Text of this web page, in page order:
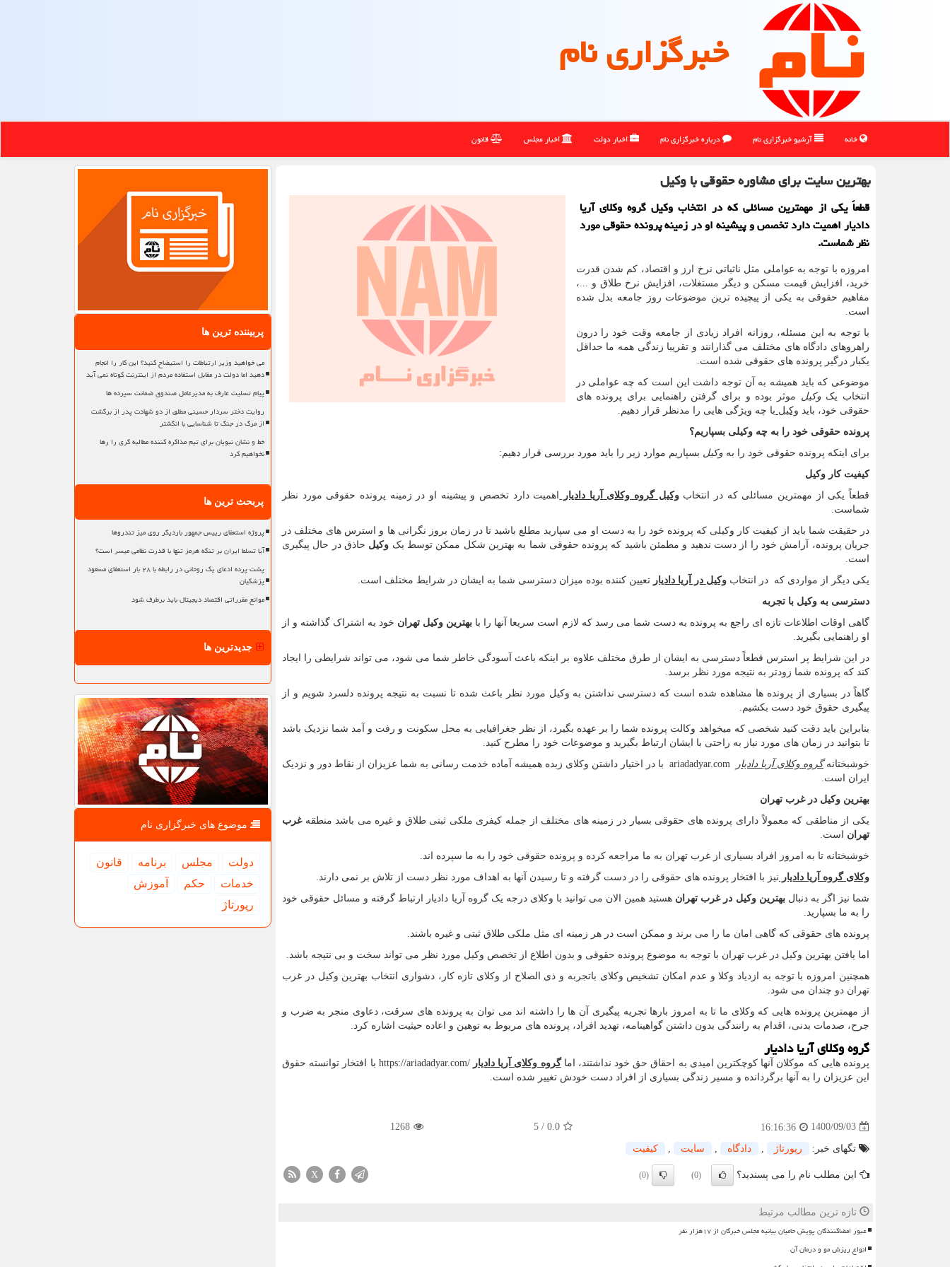
خبرگزاری نام
خانه آرشیو خبرگزاری نام درباره خبرگزاری نام اخبار دولت اخبار مجلس قانون
بهترین سایت برای مشاوره حقوقی با وکیل
قطعاً یکی از مهمترین مسائلی که در انتخاب وکیل گروه وکلای آریا
دادیار اهمیت دارد تخصص و پیشینه او در زمینه پرونده حقوقی مورد
نظر شماست.
امروزه با توجه به عواملی مثل ناثباتی نرخ ارز و اقتصاد، کم شدن قدرت
خرید، افزایش قیمت مسکن و دیگر مستغلات، افزایش نرخ طلاق و ...،
مفاهیم حقوقی به یکی از پیچیده ترین موضوعات روز جامعه بدل شده
است.
با توجه به این مسئله، روزانه افراد زیادی از جامعه وقت خود را درون
راهروهای دادگاه های مختلف می گذارانند و تقریبا زندگی همه ما حداقل
یکبار درگیر پرونده های حقوقی شده است.
موضوعی که باید همیشه به آن توجه داشت این است که چه عواملی در
انتخاب یکوکیل موثر بوده و برای گرفتن راهنمایی برای پرونده های
حقوقی خود، باید وکیل با چه ویژگی هایی را مدنظر قرار دهیم.
پرونده حقوقی خود را به چه وکیلی بسپاریم؟
برای اینکه پرونده حقوقی خود را به وکیل بسپاریم موارد زیر را باید مورد بررسی قرار دهیم:
کیفیت کار وکیل
قطعاً یکی از مهمترین مسائلی که در انتخابوکیل گروه وکلای آریا دادیار
اهمیت دارد تخصص و پیشینه او در زمینه پرونده حقوقی مورد نظر
شماست.
در حقیقت شما باید از کیفیت کار وکیلی که پرونده خود را به دست او می سپارید مطلع باشید تا در زمان بروز نگرانی ها و استرس های مختلف در
جریان پرونده، آرامش خود را از دست ندهید و مطمئن باشید که پرونده حقوقی شما به بهترین شکل ممکن توسط یک وکیل حاذق در حال پیگیری
است.
یکی دیگر از مواردی که در انتخاب وکیل در آریا دادیار تعیین کننده بوده میزان دسترسی شما به ایشان در شرایط مختلف است.
دسترسی به وکیل با تجربه
گاهی اوقات اطلاعات تازه ای راجع به پرونده به دست شما می رسد که لازم است سریعا آنها را با بهترین وکیل تهران خود به اشتراک گذاشته و از
او راهنمایی بگیرید.
در این شرایط پر استرس قطعاً دسترسی به ایشان از طرق مختلف علاوه بر اینکه باعث آسودگی خاطر شما می شود، می تواند شرایطی را ایجاد
کند که پرونده شما زودتر به نتیجه مورد نظر برسد.
گاهاً در بسیاری از پرونده ها مشاهده شده است که دسترسی نداشتن به وکیل مورد نظر باعث شده تا نسبت به نتیجه پرونده دلسرد شویم و از
پیگیری حقوق خود دست بکشیم.
بنابراین باید دقت کنید شخصی که میخواهد وکالت پرونده شما را بر عهده بگیرد، از نظر جغرافیایی به محل سکونت و رفت و آمد شما نزدیک باشد
تا بتوانید در زمان های مورد نیاز به راحتی با ایشان ارتباط بگیرید و موضوعات خود را مطرح کنید.
خوشبختانهگروه وکلای آریا دادیار ariadadyar.com با در اختیار داشتن وکلای زبده همیشه آماده خدمت رسانی به شما عزیزان از نقاط دور و نزدیک
ایران است.
بهترین وکیل در غرب تهران
یکی از مناطقی که معمولاً دارای پرونده های حقوقی بسیار در زمینه های مختلف از جمله کیفری ملکی ثبتی طلاق و غیره می باشد منطقه غرب
تهران است.
خوشبختانه تا به امروز افراد بسیاری از غرب تهران به ما مراجعه کرده و پرونده حقوقی خود را به ما سپرده اند.
وکلای گروه آریا دادیار نیز با افتخار پرونده های حقوقی را در دست گرفته و تا رسیدن آنها به اهداف مورد نظر دست از تلاش بر نمی دارند.
شما نیز اگر به دنبالبهترین وکیل در غرب تهران هستید همین الان می توانید با وکلای درجه یک گروه آریا دادیار ارتباط گرفته و مسائل حقوقی خود
را به ما بسپارید.
پرونده های حقوقی که گاهی امان ما را می برند و ممکن است در هر زمینه ای مثل ملکی طلاق ثبتی و غیره باشند.
اما یافتن بهترین وکیل در غرب تهران با توجه به موضوع پرونده حقوقی و بدون اطلاع از تخصص وکیل مورد نظر می تواند سخت و بی نتیجه باشد.
همچنین امروزه با توجه به ازدیاد وکلا و عدم امکان تشخیص وکلای باتجربه و ذی الصلاح از وکلای تازه کار، دشواری انتخاب بهترین وکیل در غرب
تهران دو چندان می شود.
از مهمترین پرونده هایی که وکلای ما تا به امروز بارها تجریه پیگیری آن ها را داشته اند می توان به پرونده های سرقت، دعاوی منجر به ضرب و
جرح، صدمات بدنی، اقدام به رانندگی بدون داشتن گواهینامه، تهدید افراد، پرونده های مربوط به توهین و اعاده حیثیت اشاره کرد.
گروه وکلای آریا دادیار
پرونده هایی که موکلان آنها کوچکترین امیدی به احقاق حق خود نداشتند، اماگروه وکلای آریا دادیار https://ariadadyar.com/ با افتخار توانسته حقوق
این عزیزان را به آنها برگردانده و مسیر زندگی بسیاری از افراد دست خودش تغییر شده است.
1400/09/03
16:16:36
0.0
/
5
1268
تگهای خبر: رپورتاژ دادگاه سایت كیفیت
این مطلب نام را می پسندید؟ (0)
(0)
X
تازه ترین مطالب مرتبط
عبور امضاکنندگان پویش حامیان بیانیه مجلس خبرگان از ۱۷هزار نفر
انواع ریزش مو و درمان آن
پربیننده ترین ها
می خواهید وزیر ارتباطات را استیضاح کنید؟ این کار را انجام
دهید اما دولت در مقابل استفاده مردم از اینترنت کوتاه نمی آید
پیام تسلیت عارف به مدیرعامل صندوق ضمانت سپرده ها
روایت دختر سردار حسینی مطلق از دو شهادت پدر از برگشت
از مرگ در جنگ تا شناسایی با انگشتر
خط و نشان نبویان برای تیم مذاکره کننده مطالبه گری را رها
نخواهیم کرد
پربحث ترین ها
پروژه استعفای رییس جمهور باردیگر روی میز تندروها
آیا تسلط ایران بر تنگه هرمز تنها با قدرت نظامی میسر است؟
پشت پرده ادعای یک روحانی در رابطه با ۲۸ بار استعفای مسعود
پزشکیان
موانع مقرراتی اقتصاد دیجیتال باید برطرف شود
جدیدترین ها
موضوع های خبرگزاری نام
دولت مجلس برنامه
قانون
خدمات
حكم
آموزش
رپورتاژ